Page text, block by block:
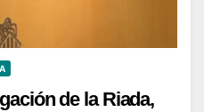
de la Riada,